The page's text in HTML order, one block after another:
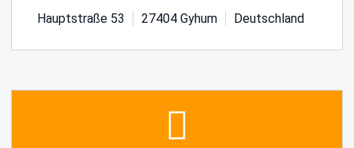
Hauptstraße 53 27404 Gyhum Deutschland